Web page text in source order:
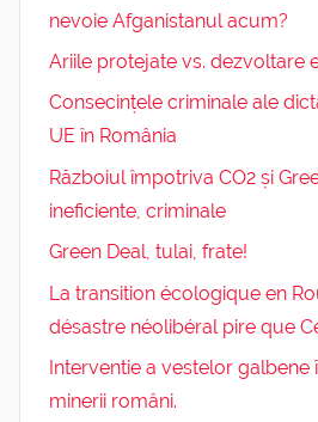
nevoie Afganistanul acum?
Ariile protejate vs. dezvoltare
Consecințele criminale ale
UE în România
Războiul împotriva CO2 și
ineficiente, criminale
Green Deal, tulai, frate!
La transition écologique en
désastre néolibéral pire que
Interventie a vestelor galbene
minerii români.